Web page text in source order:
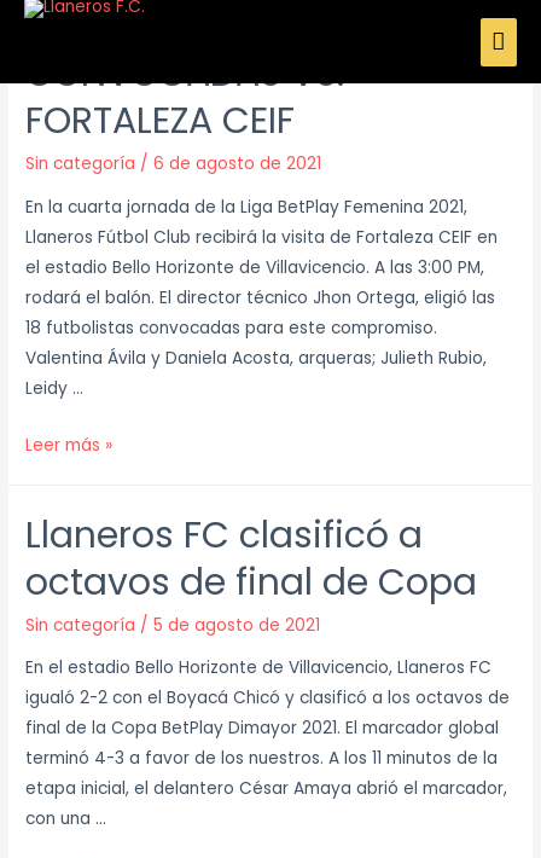
CONVOCADAS VS.
FORTALEZA CEIF
Sin categoría /6 de agosto de 2021
En la cuarta jornada de la Liga BetPlay Femenina 2021,
Llaneros Fútbol Club recibirá la visita de Fortaleza CEIF en
el estadio Bello Horizonte de Villavicencio. A las 3:00 PM,
rodará el balón. El director técnico Jhon Ortega, eligió las
18 futbolistas convocadas para este compromiso.
Valentina Ávila y Daniela Acosta, arqueras; Julieth Rubio,
Leidy …
Leer más »
Llaneros FC clasificó a
octavos de final de Copa
Sin categoría /5 de agosto de 2021
En el estadio Bello Horizonte de Villavicencio, Llaneros FC
igualó 2-2 con el Boyacá Chicó y clasificó a los octavos de
final de la Copa BetPlay Dimayor 2021. El marcador global
terminó 4-3 a favor de los nuestros. A los 11 minutos de la
etapa inicial, el delantero César Amaya abrió el marcador,
con una …